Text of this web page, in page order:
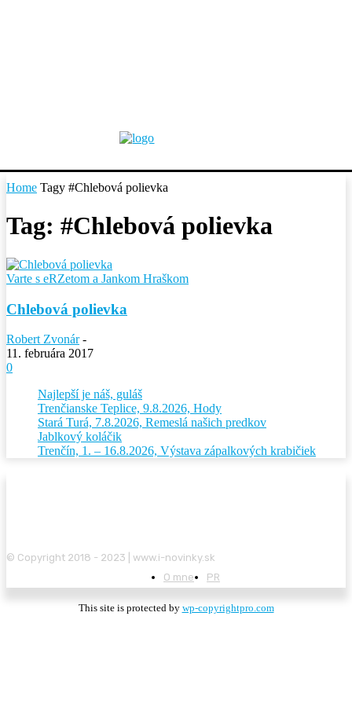
Home Tagy #Chlebová polievka
Tag: #Chlebová polievka
Varte s eRZetom a Jankom Hraškom
Chlebová polievka
Robert Zvonár -
11. februára 2017
0
Najlepší je náš, guláš
Trenčianske Teplice, 9.8.2026, Hody
Stará Turá, 7.8.2026, Remeslá našich predkov
Jablkový koláčik
Trenčín, 1. – 16.8.2026, Výstava zápalkových krabičiek
© Copyright 2018 - 2023 | www.i-novinky.sk
O mne
PR
This site is protected by wp-copyrightpro.com